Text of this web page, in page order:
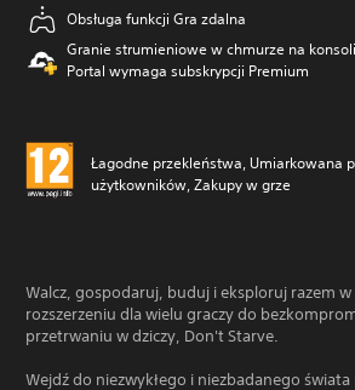
Obsługa funkcji Gra zdalna
Granie strumieniowe w chmurze na
Portal wymaga subskrypcji Premium
Łagodne przekleństwa, Umiarkowana
użytkowników, Zakupy w grze
Walcz, gospodaruj, buduj i eksploruj razem
rozszerzeniu dla wielu graczy do
przetrwaniu w dziczy, Don't Starve.
Wejdź do niezwykłego i niezbadanego